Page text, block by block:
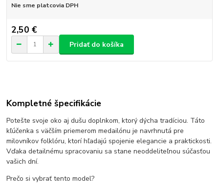
Nie sme platcovia DPH
2,50 €
Pridať do košíka
Kompletné špecifikácie
Potešte svoje oko aj dušu doplnkom, ktorý dýcha tradíciou. Táto
kľúčenka s väčším priemerom medailónu je navrhnutá pre
milovníkov folklóru, ktorí hľadajú spojenie elegancie a praktickosti.
Vďaka detailnému spracovaniu sa stane neoddeliteľnou súčasťou
vašich dní.
Prečo si vybrať tento model?